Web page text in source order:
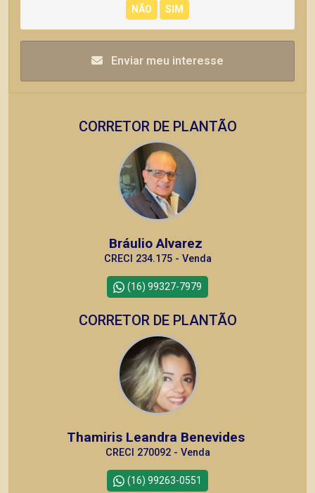
Enviar meu interesse
CORRETOR DE PLANTÃO
Bráulio Alvarez
CRECI 234.175 - Venda
(16) 99327-7979
CORRETOR DE PLANTÃO
Thamiris Leandra Benevides
CRECI 270092 - Venda
(16) 99263-0551